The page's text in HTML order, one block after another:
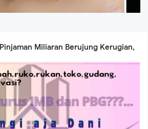
Miliaran Berujung Kerugian,
Jawab Pemberi Dana
Mimpi Lewat Ay Beauty Lash